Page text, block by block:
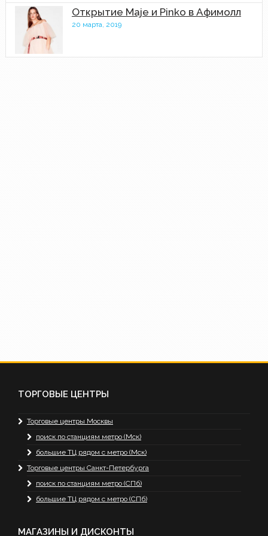
Открытие Maje и Pinko в Афимолл
20 марта, 2019
ТОРГОВЫЕ ЦЕНТРЫ
Торговые центры Москвы
поиск по станциям метро (Мск)
большие ТЦ рядом с метро (Мск)
Торговые центры Санкт-Петербурга
поиск по станциям метро (СПб)
большие ТЦ рядом с метро (СПб)
МАГАЗИНЫ И ДИСКОНТЫ